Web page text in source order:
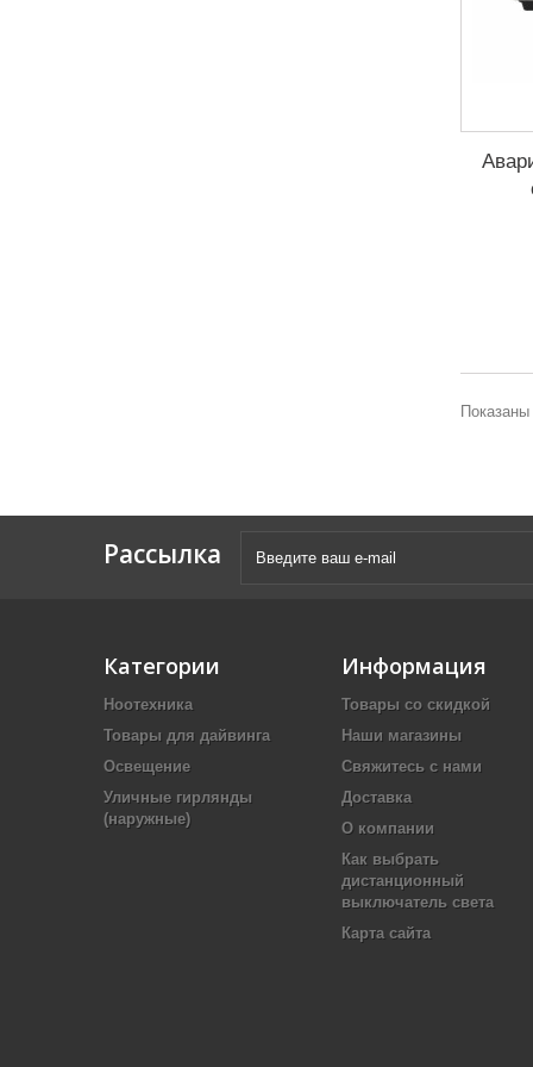
Рассылка
Категории
Ноотехника
Товары для дайвинга
Освещение
Уличные гирлянды
(наружные)
Информация
Товары со скидкой
Наши магазины
Свяжитесь с нами
Доставка
О компании
Как выбрать
дистанционный
выключатель света
Карта сайта